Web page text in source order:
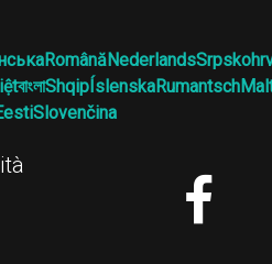
RomânăNederlands
বাংলাShqipÍslenskaRumantsch
Slovenčina